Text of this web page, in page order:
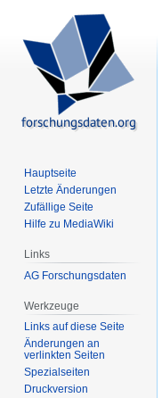
Hauptseite
Letzte Änderungen
Zufällige Seite
Hilfe zu MediaWiki
Links
AG Forschungsdaten
Werkzeuge
Links auf diese Seite
Änderungen an
verlinkten Seiten
Spezialseiten
Druckversion